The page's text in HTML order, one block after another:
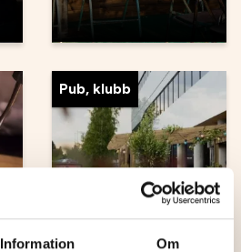
Information Om
Pub, klubb
Gotthards vid
älven